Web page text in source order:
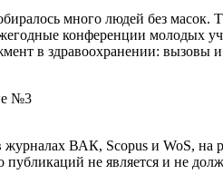
много людей без масок.
конференции молодых
в здравоохранении: вызовы
ВАК, Scopus и WoS, на
публикаций не является и не